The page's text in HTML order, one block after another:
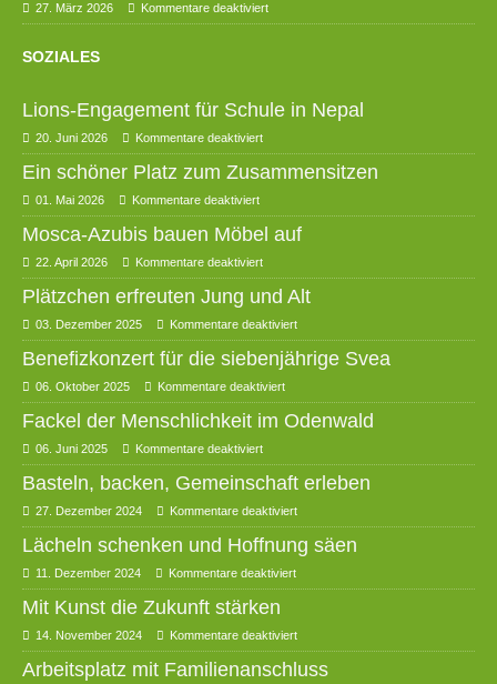
27. März 2026 Kommentare deaktiviert
SOZIALES
Lions-Engagement für Schule in Nepal
20. Juni 2026 Kommentare deaktiviert
Ein schöner Platz zum Zusammensitzen
01. Mai 2026 Kommentare deaktiviert
Mosca-Azubis bauen Möbel auf
22. April 2026 Kommentare deaktiviert
Plätzchen erfreuten Jung und Alt
03. Dezember 2025 Kommentare deaktiviert
Benefizkonzert für die siebenjährige Svea
06. Oktober 2025 Kommentare deaktiviert
Fackel der Menschlichkeit im Odenwald
06. Juni 2025 Kommentare deaktiviert
Basteln, backen, Gemeinschaft erleben
27. Dezember 2024 Kommentare deaktiviert
Lächeln schenken und Hoffnung säen
11. Dezember 2024 Kommentare deaktiviert
Mit Kunst die Zukunft stärken
14. November 2024 Kommentare deaktiviert
Arbeitsplatz mit Familienanschluss